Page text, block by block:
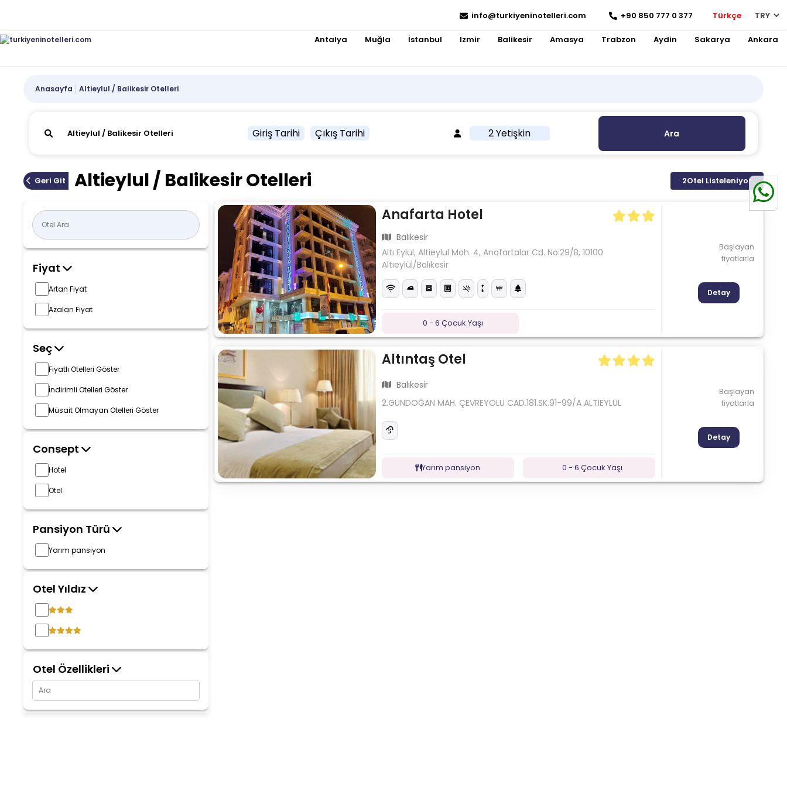
info@turkiyeninotelleri.com +90 850 777 0 377 Türkçe
Antalya Muğla İstanbul Izmir Balikesir Amasya Trabzon Aydin Sakarya Ankara
Anasayfa Altieylul / Balikesir Otelleri
Giriş Tarihi Çıkış Tarihi 2 Yetişkin Ara
Geri Git Altieylul / Balikesir Otelleri 2Otel Listeleniyor
Fiyat
Artan Fiyat
Azalan Fiyat
Seç
Fiyatlı Otelleri Göster
İndirimli Otelleri Göster
Müsait Olmayan Otelleri Göster
Consept
Hotel
Otel
Pansiyon Türü
Yarım pansiyon
Otel Yıldız
Otel Özellikleri
Anafarta Hotel
Balıkesir
Altı Eylül, Altieylul Mah. 4, Anafartalar Cd. No:29/B, 10100
Altıeylül/Balıkesir
0 - 6 Çocuk Yaşı
Başlayan
fiyatlarla
Detay
Altıntaş Otel
Balıkesir
2.GÜNDOĞAN MAH. ÇEVREYOLU CAD.181.SK.91-99/A ALTIEYLÜL
Yarım pansiyon 0 - 6 Çocuk Yaşı
Başlayan
fiyatlarla
Detay